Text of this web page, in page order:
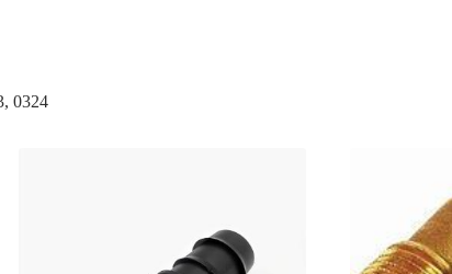
0324